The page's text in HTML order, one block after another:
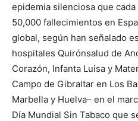
epidemia silenciosa que
50,000 fallecimientos en
global, según han señalado
hospitales Quirónsalud de
Corazón, Infanta Luisa y
Campo de Gibraltar en Los
Marbella y Huelva– en el
Día Mundial Sin Tabaco que